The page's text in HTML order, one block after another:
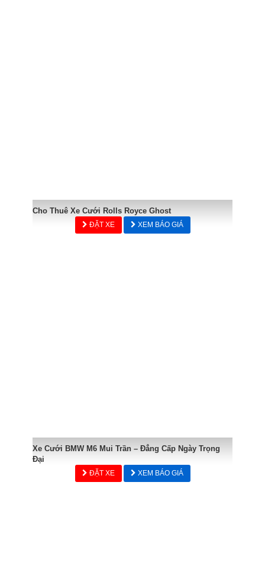
Cho Thuê Xe Cưới Rolls Royce Ghost
ĐẶT XE XEM BÁO GIÁ
Xe Cưới BMW M6 Mui Trần – Đẳng Cấp Ngày Trọng
Đại
ĐẶT XE XEM BÁO GIÁ